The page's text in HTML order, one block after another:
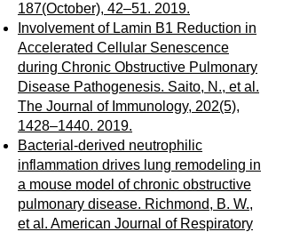
187(October), 42–51. 2019.
Involvement of Lamin B1 Reduction in
Accelerated Cellular Senescence
during Chronic Obstructive Pulmonary
Disease Pathogenesis. Saito, N., et al.
The Journal of Immunology, 202(5),
1428–1440. 2019.
Bacterial-derived neutrophilic
inflammation drives lung remodeling in
a mouse model of chronic obstructive
pulmonary disease. Richmond, B. W.,
et al. American Journal of Respiratory